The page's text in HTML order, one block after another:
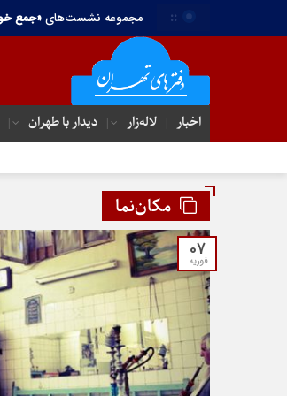
:: مجموعه نشست‌های«جمع
اخبار لاله‌زار دیدار با طهران
مکان‌نما
07
فوریه